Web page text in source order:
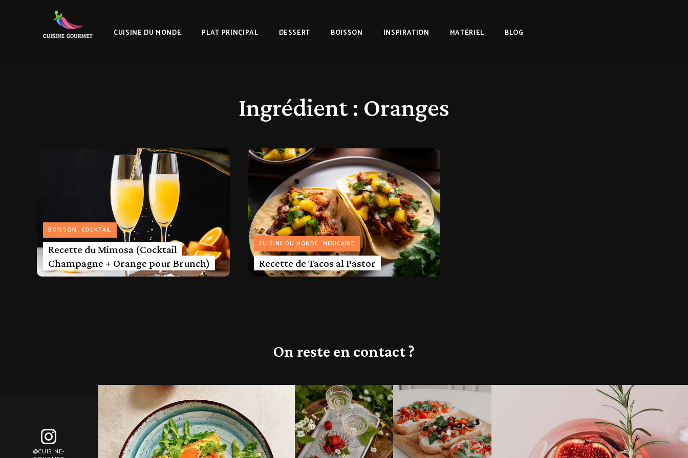
CUISINE DU MONDE PLAT PRINCIPAL DESSERT BOISSON INSPIRATION MATÉRIEL BLOG
Ingrédient : Oranges
BOISSON COCKTAIL
Recette du Mimosa (Cocktail
Champagne + Orange pour Brunch)
CUISINE DU MONDE MEXICAINE
Recette de Tacos al Pastor
On reste en contact ?
@CUISINE-